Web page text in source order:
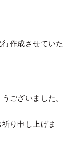
作成させていた
ございました。
り申し上げま